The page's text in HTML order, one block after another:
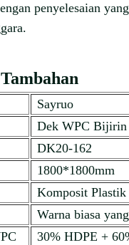
penyelesaian
Sayruo
Dek WPC Bijirin
DK20-162
1800*1800mm
Komposit
Warna biasa
30% HDPE +